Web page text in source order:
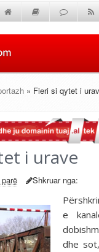
» Fieri si qytet i
i urave
Shkruar nga:
e
dhe